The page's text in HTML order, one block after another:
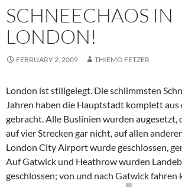
SCHNEECHAOS IN
LONDON!
FEBRUARY 2, 2009 THIEMO FETZER
London ist stillgelegt. Die schlimmsten
Jahren haben die Hauptstadt komplett aus
gebracht. Alle Buslinien wurden augesetzt,
auf vier Strecken gar nicht, auf allen
London City Airport wurde geschlossen,
Auf Gatwick und Heathrow wurden
geschlossen; von und nach Gatwick fahren